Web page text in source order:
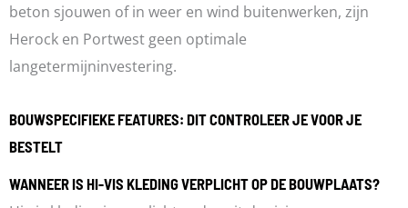
beton sjouwen of in weer en wind buitenwerken, zijn
Herock en Portwest geen optimale
langetermijninvestering.
BOUWSPECIFIEKE FEATURES: DIT CONTROLEER JE VOOR JE
BESTELT
WANNEER IS HI-VIS KLEDING VERPLICHT OP DE BOUWPLAATS?